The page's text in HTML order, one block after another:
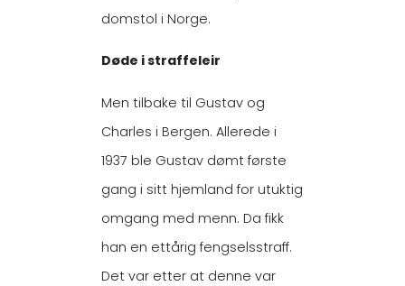
domstol i Norge.
Døde i straffeleir
Men tilbake til Gustav og
Charles i Bergen. Allerede i
1937 ble Gustav dømt første
gang i sitt hjemland for utuktig
omgang med menn. Da fikk
han en ettårig fengselsstraff.
Det var etter at denne var